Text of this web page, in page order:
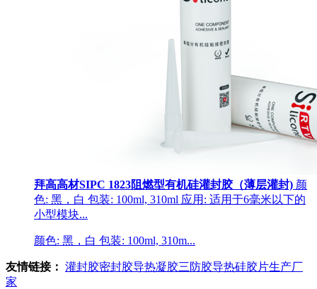
拜高高材SIPC 1823阻燃型有机硅灌封胶（薄层灌封) 颜
色: 黑，白 包装: 100ml, 310ml 应用: 适用于6毫米以下的
小型模块...
颜色: 黑，白 包装: 100ml, 310m...
友情链接： 灌封胶密封胶导热凝胶三防胶导热硅胶片生产厂
家